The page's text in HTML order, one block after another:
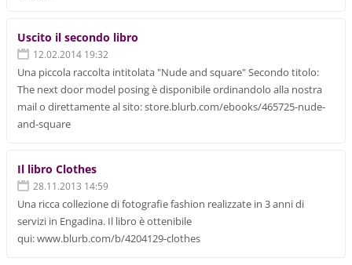
Uscito il secondo libro
12.02.2014 19:32
Una piccola raccolta intitolata "Nude and square" Secondo titolo:
The next door model posing è disponibile ordinandolo alla nostra
mail o direttamente al sito: store.blurb.com/ebooks/465725-nude-
and-square
Il libro Clothes
28.11.2013 14:59
Una ricca collezione di fotografie fashion realizzate in 3 anni di
servizi in Engadina. Il libro è ottenibile
qui: www.blurb.com/b/4204129-clothes